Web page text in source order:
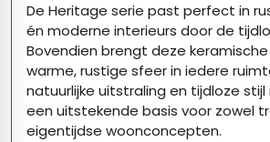
De Heritage serie past perfect in
én moderne interieurs door de
Bovendien brengt deze
warme, rustige sfeer in iedere
natuurlijke uitstraling en tijdloze
een uitstekende basis voor zowel
eigentijdse woonconcepten.